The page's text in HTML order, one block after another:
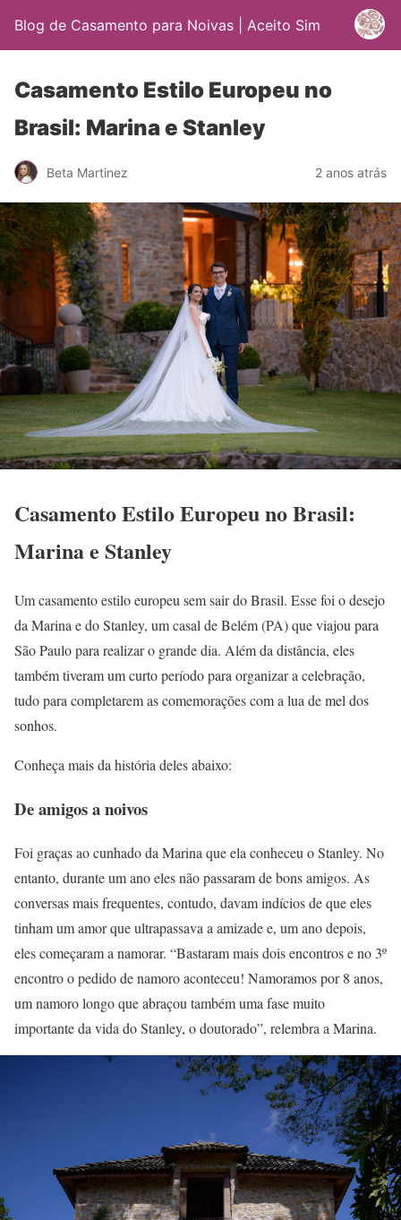
Blog de Casamento para Noivas | Aceito Sim
Casamento Estilo Europeu no
Brasil: Marina e Stanley
Beta Martinez 2 anos atrás
Casamento Estilo Europeu no Brasil:
Marina e Stanley
Um casamento estilo europeu sem sair do Brasil. Esse foi o desejo
da Marina e do Stanley, um casal de Belém (PA) que viajou para
São Paulo para realizar o grande dia. Além da distância, eles
também tiveram um curto período para organizar a celebração,
tudo para completarem as comemorações com a lua de mel dos
sonhos.
Conheça mais da história deles abaixo:
De amigos a noivos
Foi graças ao cunhado da Marina que ela conheceu o Stanley. No
entanto, durante um ano eles não passaram de bons amigos. As
conversas mais frequentes, contudo, davam indícios de que eles
tinham um amor que ultrapassava a amizade e, um ano depois,
eles começaram a namorar. “Bastaram mais dois encontros e no 3º
encontro o pedido de namoro aconteceu! Namoramos por 8 anos,
um namoro longo que abraçou também uma fase muito
importante da vida do Stanley, o doutorado”, relembra a Marina.